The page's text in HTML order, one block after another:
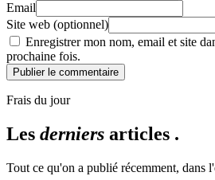
Email
Site web (optionnel)
Enregistrer mon nom, email et site
prochaine fois.
Publier le commentaire
Frais du jour
Les derniers articles .
Tout ce qu'on a publié récemment, dans